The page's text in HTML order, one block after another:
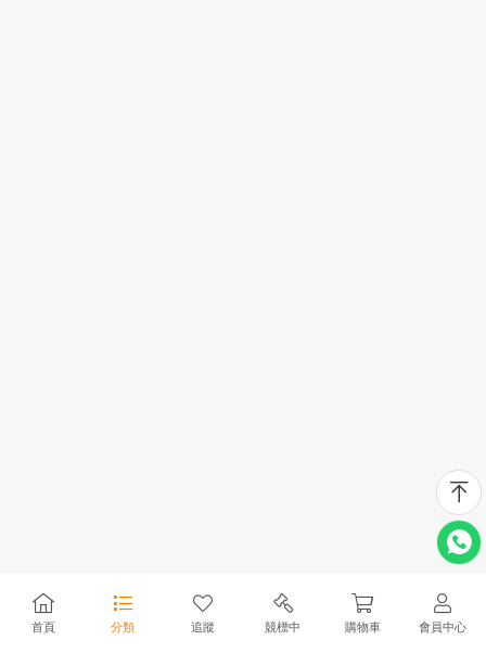
首頁 分類 追蹤 競標中 購物車 會員中心